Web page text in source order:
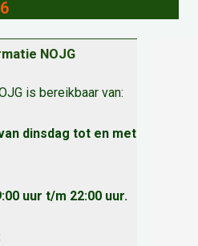
NOJG
is bereikbaar van:
dinsdag tot en met
uur t/m 22:00 uur.